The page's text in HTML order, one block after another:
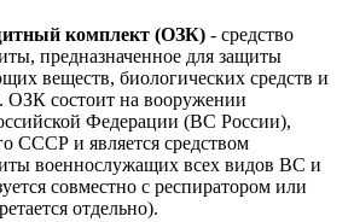
комплект (ОЗК) - средство
предназначенное для защиты
веществ, биологических средств и
ОЗК состоит на вооружении
Федерации (ВС России),
СССР и является средством
военнослужащих всех видов ВС и
совместно с респиратором или
отдельно).